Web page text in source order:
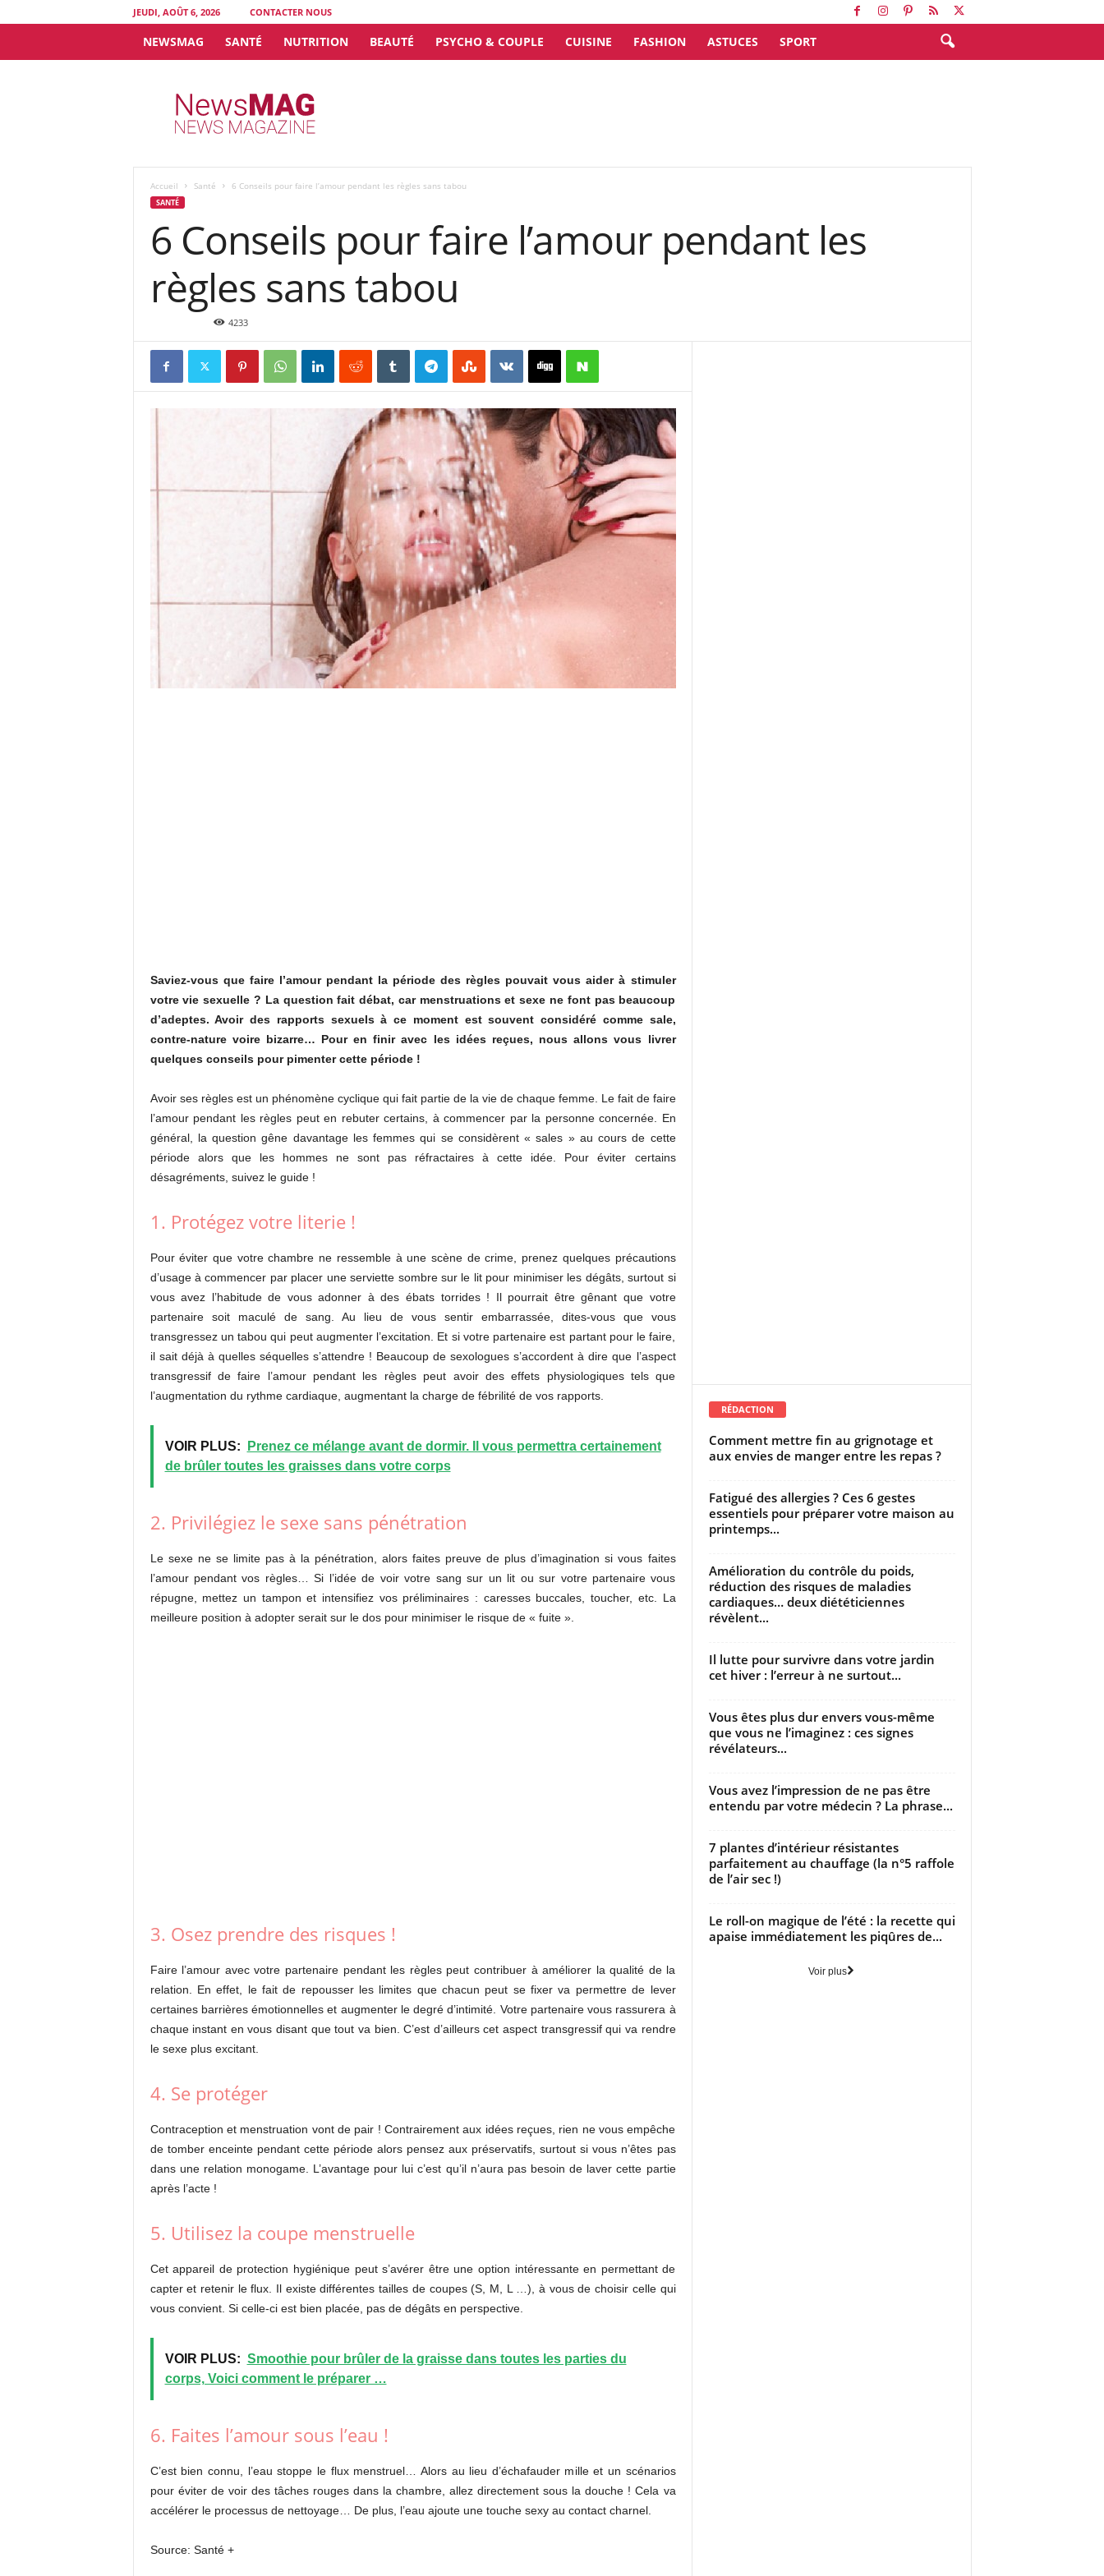
JEUDI, AOÛT 6, 2026 CONTACTER NOUS
NEWSMAG SANTÉ NUTRITION BEAUTÉ PSYCHO & COUPLE CUISINE FASHION ASTUCES SPORT
Accueil Santé 6 Conseils pour faire l’amour pendant les règles sans tabou
SANTÉ
6 Conseils pour faire l’amour pendant les
règles sans tabou
4233
Saviez-vous que faire l’amour pendant la période des règles pouvait vous aider à stimuler
votre vie sexuelle ? La question fait débat, car menstruations et sexe ne font pas beaucoup
d’adeptes. Avoir des rapports sexuels à ce moment est souvent considéré comme sale,
contre-nature voire bizarre… Pour en finir avec les idées reçues, nous allons vous livrer
quelques conseils pour pimenter cette période !
Avoir ses règles est un phénomène cyclique qui fait partie de la vie de chaque femme. Le fait de faire
l’amour pendant les règles peut en rebuter certains, à commencer par la personne concernée. En
général, la question gêne davantage les femmes qui se considèrent « sales » au cours de cette
période alors que les hommes ne sont pas réfractaires à cette idée. Pour éviter certains
désagréments, suivez le guide !
1. Protégez votre literie !
Pour éviter que votre chambre ne ressemble à une scène de crime, prenez quelques précautions
d’usage à commencer par placer une serviette sombre sur le lit pour minimiser les dégâts, surtout si
vous avez l’habitude de vous adonner à des ébats torrides ! Il pourrait être gênant que votre
partenaire soit maculé de sang. Au lieu de vous sentir embarrassée, dites-vous que vous
transgressez un tabou qui peut augmenter l’excitation. Et si votre partenaire est partant pour le faire,
il sait déjà à quelles séquelles s’attendre ! Beaucoup de sexologues s’accordent à dire que l’aspect
transgressif de faire l’amour pendant les règles peut avoir des effets physiologiques tels que
l’augmentation du rythme cardiaque, augmentant la charge de fébrilité de vos rapports.
VOIR PLUS:
Prenez ce mélange avant de dormir. Il vous permettra certainement
de brûler toutes les graisses dans votre corps
2. Privilégiez le sexe sans pénétration
Le sexe ne se limite pas à la pénétration, alors faites preuve de plus d’imagination si vous faites
l’amour pendant vos règles… Si l’idée de voir votre sang sur un lit ou sur votre partenaire vous
répugne, mettez un tampon et intensifiez vos préliminaires : caresses buccales, toucher, etc. La
meilleure position à adopter serait sur le dos pour minimiser le risque de « fuite ».
3. Osez prendre des risques !
Faire l’amour avec votre partenaire pendant les règles peut contribuer à améliorer la qualité de la
relation. En effet, le fait de repousser les limites que chacun peut se fixer va permettre de lever
certaines barrières émotionnelles et augmenter le degré d’intimité. Votre partenaire vous rassurera à
chaque instant en vous disant que tout va bien. C’est d’ailleurs cet aspect transgressif qui va rendre
le sexe plus excitant.
4. Se protéger
Contraception et menstruation vont de pair ! Contrairement aux idées reçues, rien ne vous empêche
de tomber enceinte pendant cette période alors pensez aux préservatifs, surtout si vous n’êtes pas
dans une relation monogame. L’avantage pour lui c’est qu’il n’aura pas besoin de laver cette partie
après l’acte !
5. Utilisez la coupe menstruelle
Cet appareil de protection hygiénique peut s’avérer être une option intéressante en permettant de
capter et retenir le flux. Il existe différentes tailles de coupes (S, M, L …), à vous de choisir celle qui
vous convient. Si celle-ci est bien placée, pas de dégâts en perspective.
VOIR PLUS: Smoothie pour brûler de la graisse dans toutes les parties du
corps, Voici comment le préparer …
6. Faites l’amour sous l’eau !
C’est bien connu, l’eau stoppe le flux menstruel… Alors au lieu d’échafauder mille et un scénarios
pour éviter de voir des tâches rouges dans la chambre, allez directement sous la douche ! Cela va
accélérer le processus de nettoyage… De plus, l’eau ajoute une touche sexy au contact charnel.
Source: Santé +
RÉDACTION
Comment mettre fin au grignotage et
aux envies de manger entre les repas ?
Fatigué des allergies ? Ces 6 gestes
essentiels pour préparer votre maison au
printemps...
Amélioration du contrôle du poids,
réduction des risques de maladies
cardiaques… deux diététiciennes
révèlent...
Il lutte pour survivre dans votre jardin
cet hiver : l’erreur à ne surtout...
Vous êtes plus dur envers vous-même
que vous ne l’imaginez : ces signes
révélateurs...
Vous avez l’impression de ne pas être
entendu par votre médecin ? La phrase...
7 plantes d’intérieur résistantes
parfaitement au chauffage (la n°5 raffole
de l’air sec !)
Le roll-on magique de l’été : la recette qui
apaise immédiatement les piqûres de...
Voir plus